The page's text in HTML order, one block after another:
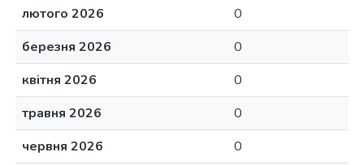
лютого 2026
0
березня 2026
0
квітня 2026
0
травня 2026
0
червня 2026
0